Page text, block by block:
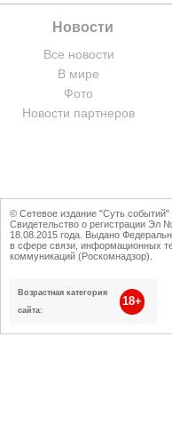
Новости
Все новости
В мире
Фото
Новости партнеров
© Сетевое издание "Суть событий"
Свидетельство о регистрации Эл
18.08.2015 года. Выдано
в сфере связи, информационных
коммуникаций (Роскомнадзор).
Возрастная категория
сайта:
18+